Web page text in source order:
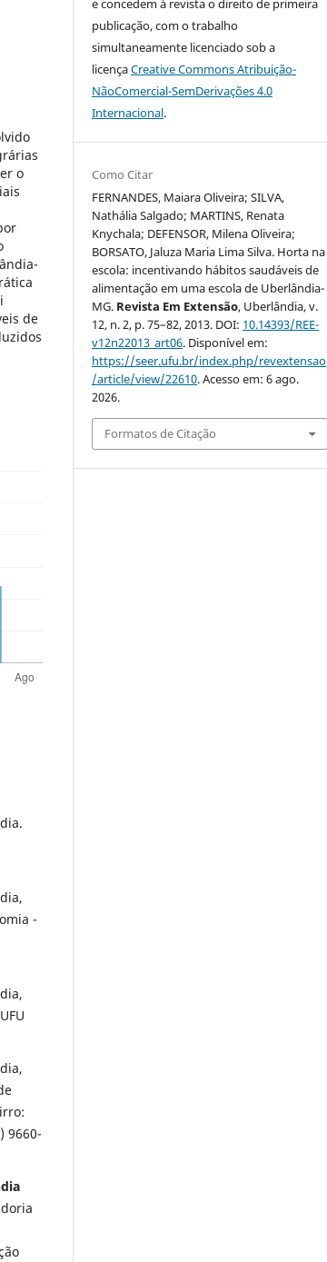
o
de
-
9660-
e concedem à revista o direito de primeira
publicação, com o trabalho
simultaneamente licenciado sob a
licençaCreative Commons Atribuição-
NãoComercial-SemDerivações 4.0
Internacional.
Como Citar
FERNANDES, Maiara Oliveira; SILVA,
Nathália Salgado; MARTINS, Renata
Knychala; DEFENSOR, Milena Oliveira;
BORSATO, Jaluza Maria Lima Silva. Horta na
escola: incentivando hábitos saudáveis de
alimentação em uma escola de Uberlândia-
MG. Revista Em Extensão, Uberlândia, v.
12, n. 2, p. 75–82, 2013. DOI: 10.14393/REE-
v12n22013_art06. Disponível em:
https://seer.ufu.br/index.php/revextensao
/article/view/22610. Acesso em: 6 ago.
2026.
Formatos de Citação